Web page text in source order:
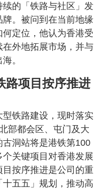
的「铁路与社区」发
。被问到在当前地缘
定位，他认为香港受
外地拓展市场，并与
。
路项目按序推进
铁路建设，现时落实
部都会区、屯门及大
洞站将是港铁第100
关键项目对香港发展
按序推进是公司的重
五五」规划，推动高